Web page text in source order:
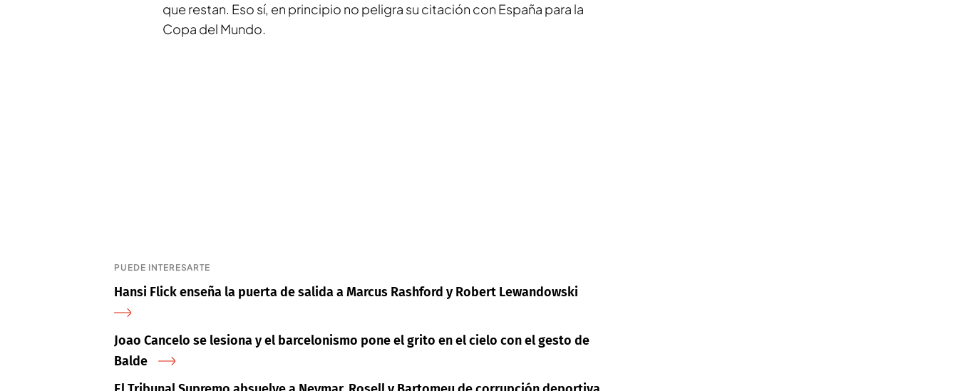
que restan. Eso sí, en principio no peligra su citación con España para la
Copa del Mundo.
PUEDE INTERESARTE
Hansi Flick enseña la puerta de salida a Marcus Rashford y Robert Lewandowski
Joao Cancelo se lesiona y el barcelonismo pone el grito en el cielo con el gesto de
Balde